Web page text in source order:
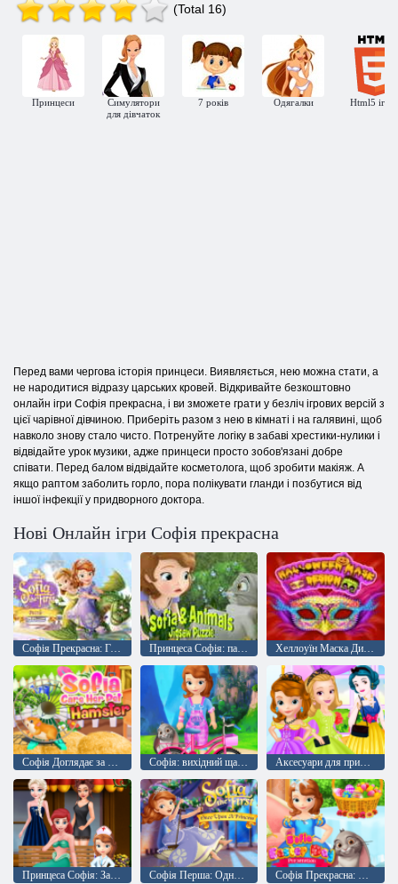
(Total 16)
Принцеси
Симулятори
для дівчаток
7 років Одягалки Html5 ігри
Перед вами чергова історія принцеси. Виявляється, нею можна стати, а
не народитися відразу царських кровей. Відкривайте безкоштовно
онлайн ігри Софія прекрасна, і ви зможете грати у безліч ігрових версій з
цієї чарівної дівчиною. Приберіть разом з нею в кімнаті і на галявині, щоб
навколо знову стало чисто. Потренуйте логіку в забаві хрестики-нулики і
відвідайте урок музики, адже принцеси просто зобов'язані добре
співати. Перед балом відвідайте косметолога, щоб зробити макіяж. А
якщо раптом заболить горло, пора полікувати гланди і позбутися від
іншої інфекції у придворного доктора.
Нові Онлайн ігри Софія прекрасна
Софія Прекрасна: Головоломка Принцеса Софія: пазли з тваринами Хеллоуїн Маска Дизайн
Софія Доглядає за своїм домашнім хом'яком Софія: вихідний щасливий день Аксесуари для принцес
Принцеса Софія: Зайнята клініка Софія Перша: Одного разу принцеса Софія Прекрасна: Підготовка до Великодня